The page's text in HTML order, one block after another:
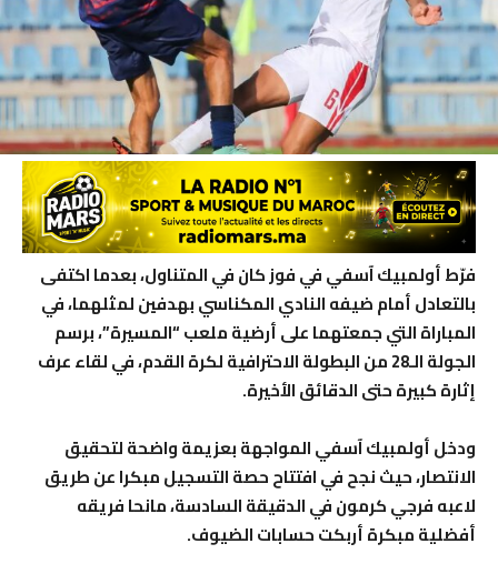
فرّط أولمبيك آسفي في فوز كان في المتناول، بعدما اكتفى
بالتعادل أمام ضيفه النادي المكناسي بهدفين لمثلهما، في
المباراة التي جمعتهما على أرضية ملعب “المسيرة”، برسم
الجولة الـ28 من البطولة الاحترافية لكرة القدم، في لقاء عرف
إثارة كبيرة حتى الدقائق الأخيرة.
ودخل أولمبيك آسفي المواجهة بعزيمة واضحة لتحقيق
الانتصار، حيث نجح في افتتاح حصة التسجيل مبكرا عن طريق
لاعبه فرجي كرمون في الدقيقة السادسة، مانحا فريقه
أفضلية مبكرة أربكت حسابات الضيوف.